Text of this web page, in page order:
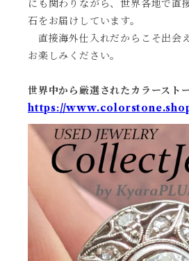
にも関わりながら、世界各地で直
石をお届けしています。
直接海外仕入れだからこそ出会
お楽しみください。
世界中から厳選されたカラースト
https://